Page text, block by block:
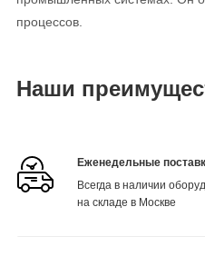
процессов.
Наши
Еженедельные
Всегда в наличии
на складе в Москве